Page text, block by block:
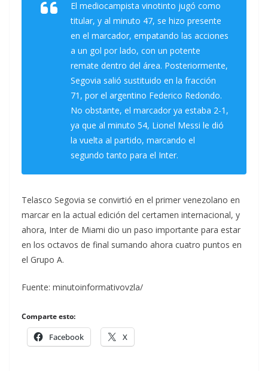
El mediocampista vinotinto jugó como
titular, y al minuto 47, se hizo presente
en el marcador, empatando las acciones
a un gol por lado, con un potente
remate dentro del área. Posteriormente,
Segovia salió sustituido en la fracción
71, por el argentino Federico Redondo.
No obstante, el marcador ya estaba 2-1,
ya que al minuto 54, Lionel Messi le dió
la vuelta al partido, marcando el
segundo tanto para el Inter.
Telasco Segovia se convirtió en el primer venezolano en
marcar en la actual edición del certamen internacional, y
ahora, Inter de Miami dio un paso importante para estar
en los octavos de final sumando ahora cuatro puntos en
el Grupo A.
Fuente: minutoinformativovzla/
Comparte esto:
Facebook X